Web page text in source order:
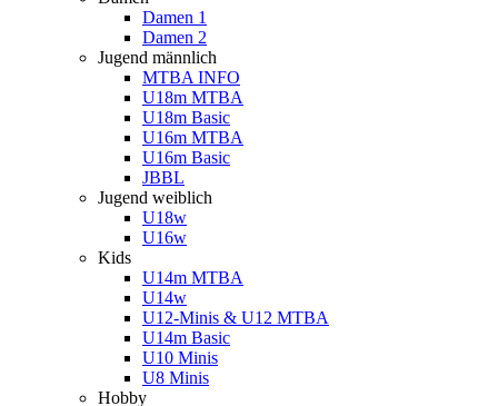
Damen 1
Damen 2
Jugend männlich
MTBA INFO
U18m MTBA
U18m Basic
U16m MTBA
U16m Basic
JBBL
Jugend weiblich
U18w
U16w
Kids
U14m MTBA
U14w
U12-Minis & U12 MTBA
U14m Basic
U10 Minis
U8 Minis
Hobby